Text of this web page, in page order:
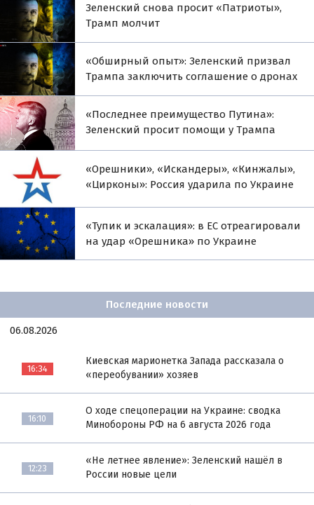
Зеленский снова просит «Патриоты»,
Трамп молчит
«Обширный опыт»: Зеленский призвал
Трампа заключить соглашение о дронах
«Последнее преимущество Путина»:
Зеленский просит помощи у Трампа
«Орешники», «Искандеры», «Кинжалы»,
«Цирконы»: Россия ударила по Украине
«Тупик и эскалация»: в ЕС отреагировали
на удар «Орешника» по Украине
Последние новости
06.08.2026
16:34
Киевская марионетка Запада рассказала о
«переобувании» хозяев
16:10
О ходе спецоперации на Украине: сводка
Минобороны РФ на 6 августа 2026 года
12:23
«Не летнее явление»: Зеленский нашёл в
России новые цели